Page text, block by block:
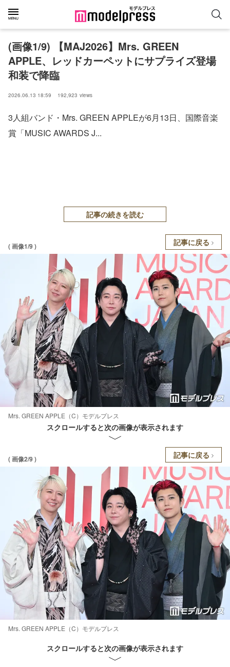
(画像1/9) 【MAJ2026】Mrs. GREEN
APPLE、レッドカーペットにサプライズ登場
和装で降臨
2026.06.13 18:59 192,923 views
3人組バンド・Mrs. GREEN APPLEが6月13日、国際音楽
賞「MUSIC AWARDS J...
記事の続きを読む
( 画像1/9 ) 記事に戻る
Mrs. GREEN APPLE（C）モデルプレス
スクロールすると次の画像が表示されます
( 画像2/9 ) 記事に戻る
Mrs. GREEN APPLE（C）モデルプレス
スクロールすると次の画像が表示されます